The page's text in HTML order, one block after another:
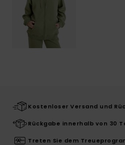
Kostenloser Versand und
Rückgabe innerhalb von 30
Treten Sie dem